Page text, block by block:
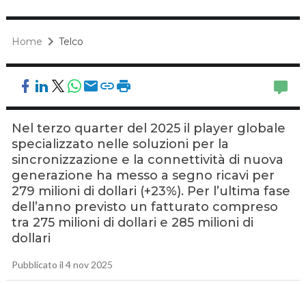
Home Telco
Nel terzo quarter del 2025 il player globale
specializzato nelle soluzioni per la
sincronizzazione e la connettività di nuova
generazione ha messo a segno ricavi per
279 milioni di dollari (+23%). Per l’ultima fase
dell’anno previsto un fatturato compreso
tra 275 milioni di dollari e 285 milioni di
dollari
Pubblicato il 4 nov 2025